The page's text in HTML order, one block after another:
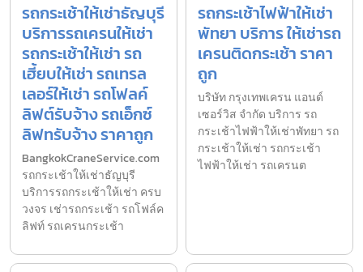
รถกระเช้าให้เช่าธัญบุรี
บริการรถเครนให้เช่า
รถกระเช้าให้เช่า รถ
เฮี้ยบให้เช่า รถเทรล
เลอร์ให้เช่า รถโฟลค์
ลิฟต์รับจ้าง รถเอ็กซ์
ลิฟทรับจ้าง ราคาถูก
BangkokCraneService.com
รถกระเช้าให้เช่าธัญบุรี
บริการรถกระเช้าให้เช่า ครบ
วงจร เช่ารถกระเช้า รถโฟล์ค
ลิฟท์ รถเครนกระเช้า
รถกระเช้าไฟฟ้าให้เช่า
พัทยา บริการ ให้เช่ารถ
เครนติดกระเช้า ราคา
ถูก
บริษัท กรุงเทพเครน แอนด์
เซอร์วิส จำกัด บริการ รถ
กระเช้าไฟฟ้าให้เช่าพัทยา รถ
กระเช้าให้เช่า รถกระเช้า
ไฟฟ้าให้เช่า รถเครนต